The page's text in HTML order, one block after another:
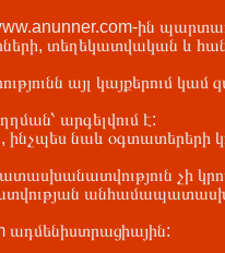
ին
տեղեկատվական և
այլ կայքերում կամ
արգելվում է:
ինչպես նաև օգտատերերի
չի
ադմենիստրացիային: